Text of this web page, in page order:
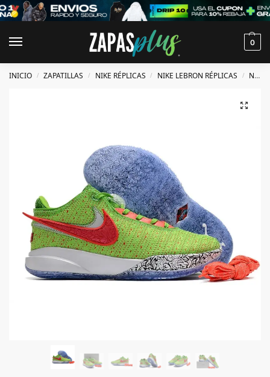
0
INICIO / ZAPATILLAS / NIKE RÉPLICAS / NIKE LEBRON RÉPLICAS / NIKE LEBRON 20 RÉPLICAS